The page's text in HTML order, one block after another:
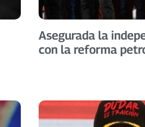
Asegurada la
con la reforma